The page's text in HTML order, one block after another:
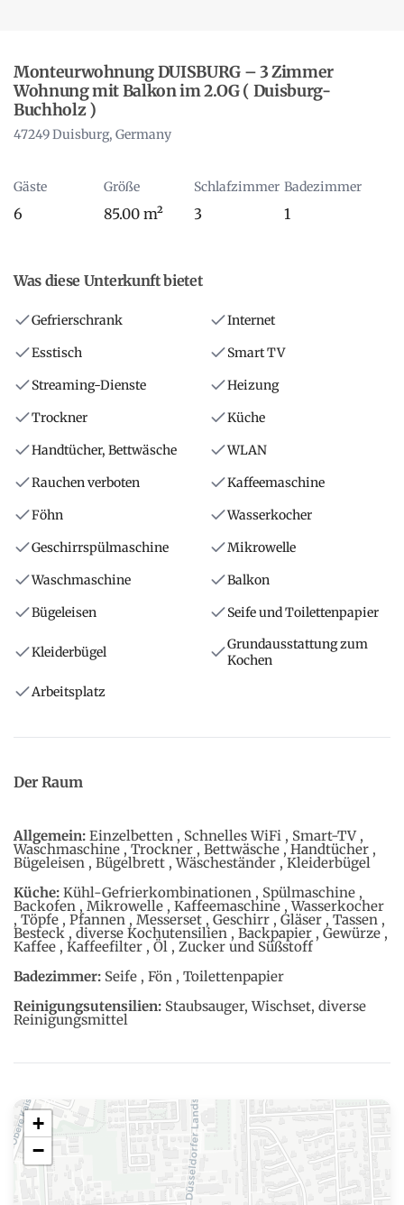
Monteurwohnung DUISBURG – 3 Zimmer
Wohnung mit Balkon im 2.OG ( Duisburg-
Buchholz )
47249 Duisburg, Germany
Gäste
6
Größe
85.00 m²
Schlafzimmer
3
Badezimmer
1
Was diese Unterkunft bietet
Gefrierschrank
Internet
Esstisch
Smart TV
Streaming-Dienste
Heizung
Trockner
Küche
Handtücher, Bettwäsche
WLAN
Rauchen verboten
Kaffeemaschine
Föhn
Wasserkocher
Geschirrspülmaschine
Mikrowelle
Waschmaschine
Balkon
Bügeleisen
Seife und Toilettenpapier
Kleiderbügel
Grundausstattung zum
Kochen
Arbeitsplatz
Der Raum
Allgemein: Einzelbetten , Schnelles WiFi , Smart-TV ,
Waschmaschine , Trockner , Bettwäsche , Handtücher ,
Bügeleisen , Bügelbrett , Wäscheständer , Kleiderbügel
Küche: Kühl-Gefrierkombinationen , Spülmaschine ,
Backofen , Mikrowelle , Kaffeemaschine , Wasserkocher
, Töpfe , Pfannen , Messerset , Geschirr , Gläser , Tassen ,
Besteck , diverse Kochutensilien , Backpapier , Gewürze ,
Kaffee , Kaffeefilter , Öl , Zucker und Süßstoff
Badezimmer: Seife , Fön , Toilettenpapier
Reinigungsutensilien: Staubsauger, Wischset, diverse
Reinigungsmittel
+
−